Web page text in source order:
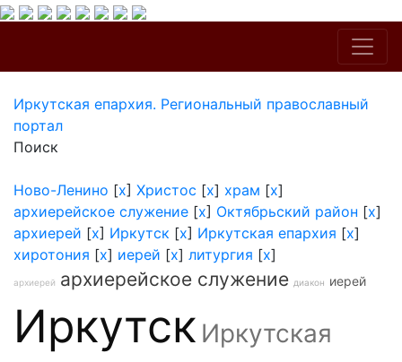
Иркутская епархия. Региональный православный
портал
Поиск
Ново-Ленино [x] Христос [x] храм [x]
архиерейское служение [x] Октябрьский район [x]
архиерей [x] Иркутск [x] Иркутская епархия [x]
хиротония [x] иерей [x] литургия [x]
архиерей архиерейское служение диакон иерей
Иркутск Иркутская